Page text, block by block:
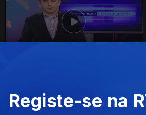
Registe-se na